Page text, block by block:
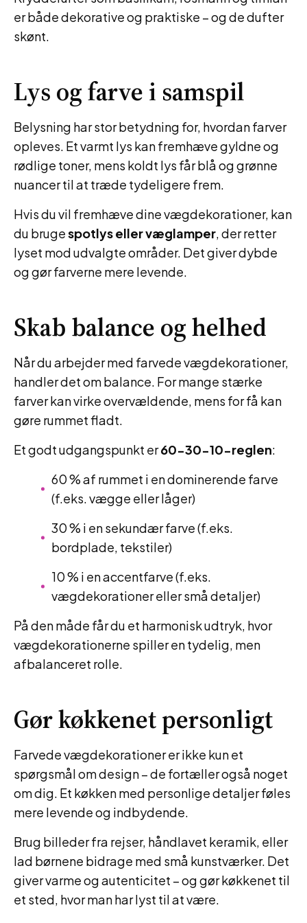
er både dekorative og praktiske – og de dufter
skønt.
Lys og farve i samspil
Belysning har stor betydning for, hvordan farver
opleves. Et varmt lys kan fremhæve gyldne og
rødlige toner, mens koldt lys får blå og grønne
nuancer til at træde tydeligere frem.
Hvis du vil fremhæve dine vægdekorationer, kan
du brugespotlys eller væglamper, der retter
lyset mod udvalgte områder. Det giver dybde
og gør farverne mere levende.
Skab balance og helhed
Når du arbejder med farvede vægdekorationer,
handler det om balance. For mange stærke
farver kan virke overvældende, mens for få kan
gøre rummet fladt.
Et godt udgangspunkt er60-30-10-reglen:
60 % af rummet i en dominerende farve
(f.eks. vægge eller låger)
30 % i en sekundær farve (f.eks.
bordplade, tekstiler)
10 % i en accentfarve (f.eks.
vægdekorationer eller små detaljer)
På den måde får du et harmonisk udtryk, hvor
vægdekorationerne spiller en tydelig, men
afbalanceret rolle.
Gør køkkenet personligt
Farvede vægdekorationer er ikke kun et
spørgsmål om design – de fortæller også noget
om dig. Et køkken med personlige detaljer føles
mere levende og indbydende.
Brug billeder fra rejser, håndlavet keramik, eller
lad børnene bidrage med små kunstværker. Det
giver varme og autenticitet – og gør køkkenet til
et sted, hvor man har lyst til at være.